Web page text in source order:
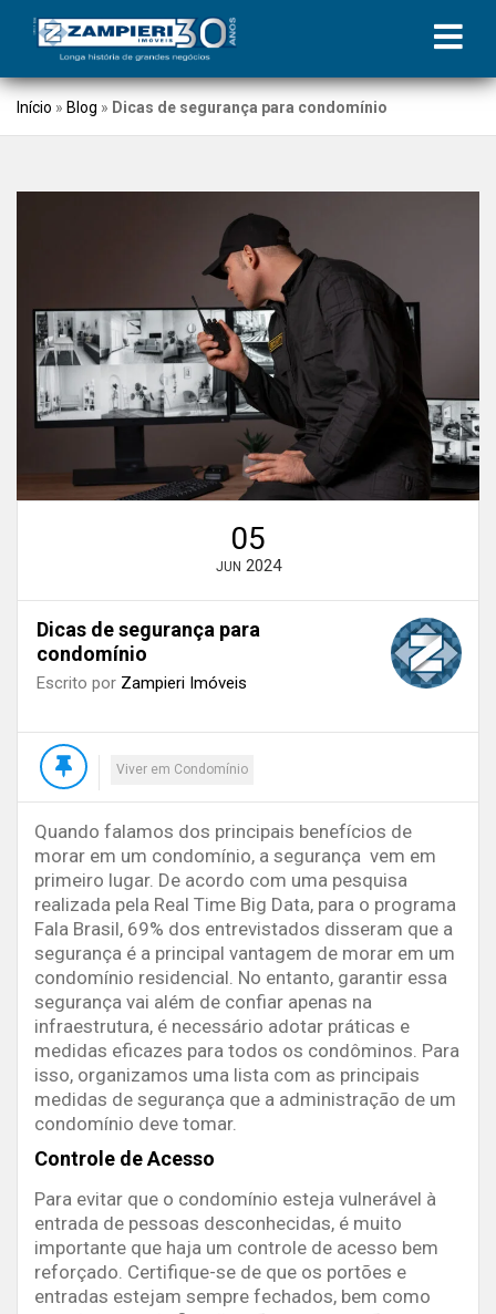
Início » Blog » Dicas de segurança para condomínio
05
JUN 2024
Dicas de segurança para
condomínio
Escrito por Zampieri Imóveis
Viver em Condomínio
Quando falamos dos principais benefícios de
morar em um condomínio, a segurança vem em
primeiro lugar. De acordo com uma pesquisa
realizada pela Real Time Big Data, para o programa
Fala Brasil, 69% dos entrevistados disseram que a
segurança é a principal vantagem de morar em um
condomínio residencial. No entanto, garantir essa
segurança vai além de confiar apenas na
infraestrutura, é necessário adotar práticas e
medidas eficazes para todos os condôminos. Para
isso, organizamos uma lista com as principais
medidas de segurança que a administração de um
condomínio deve tomar.
Controle de Acesso
Para evitar que o condomínio esteja vulnerável à
entrada de pessoas desconhecidas, é muito
importante que haja um controle de acesso bem
reforçado. Certifique-se de que os portões e
entradas estejam sempre fechados, bem como